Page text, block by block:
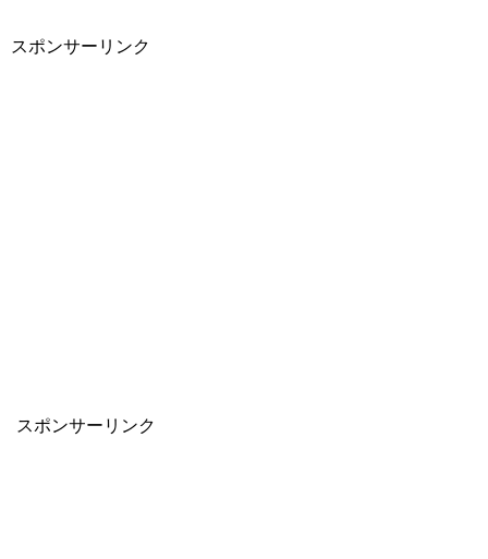
スポンサーリンク
スポンサーリンク